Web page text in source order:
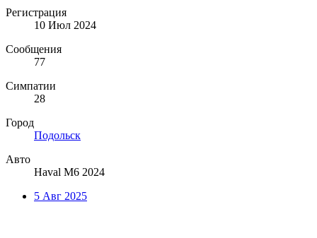
Регистрация
10 Июл 2024
Сообщения
77
Симпатии
28
Город
Подольск
Авто
Haval M6 2024
5 Авг 2025